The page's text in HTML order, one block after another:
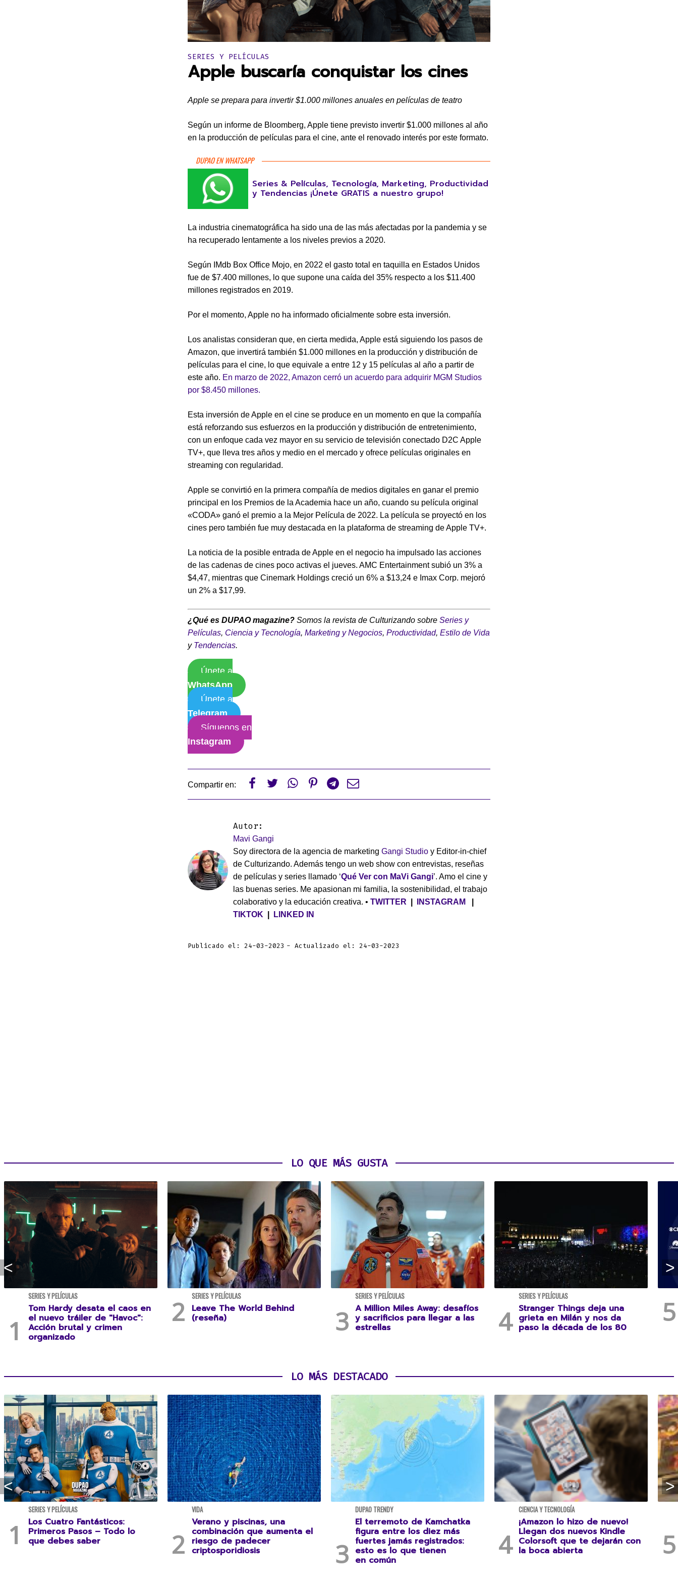
Publicado en:
SERIES Y PELÍCULAS
Apple buscaría conquistar los cines
Apple se prepara para invertir $1.000 millones anuales en películas de teatro
Según un informe de Bloomberg, Apple tiene previsto invertir $1.000 millones al año
en la producción de películas para el cine, ante el renovado interés por este formato.
DUPAO EN WHATSAPP
Series & Películas, Tecnología, Marketing, Productividad
y Tendencias ¡Únete GRATIS a nuestro grupo!
La industria cinematográfica ha sido una de las más afectadas por la pandemia y se
ha recuperado lentamente a los niveles previos a 2020.
Según IMdb Box Office Mojo, en 2022 el gasto total en taquilla en Estados Unidos
fue de $7.400 millones, lo que supone una caída del 35% respecto a los $11.400
millones registrados en 2019.
Por el momento, Apple no ha informado oficialmente sobre esta inversión.
Los analistas consideran que, en cierta medida, Apple está siguiendo los pasos de
Amazon, que invertirá también $1.000 millones en la producción y distribución de
películas para el cine, lo que equivale a entre 12 y 15 películas al año a partir de
este año. En marzo de 2022, Amazon cerró un acuerdo para adquirir MGM Studios
por $8.450 millones.
Esta inversión de Apple en el cine se produce en un momento en que la compañía
está reforzando sus esfuerzos en la producción y distribución de entretenimiento,
con un enfoque cada vez mayor en su servicio de televisión conectado D2C Apple
TV+, que lleva tres años y medio en el mercado y ofrece películas originales en
streaming con regularidad.
Apple se convirtió en la primera compañía de medios digitales en ganar el premio
principal en los Premios de la Academia hace un año, cuando su película original
«CODA» ganó el premio a la Mejor Película de 2022. La película se proyectó en los
cines pero también fue muy destacada en la plataforma de streaming de Apple TV+.
La noticia de la posible entrada de Apple en el negocio ha impulsado las acciones
de las cadenas de cines poco activas el jueves. AMC Entertainment subió un 3% a
$4,47, mientras que Cinemark Holdings creció un 6% a $13,24 e Imax Corp. mejoró
un 2% a $17,99.
¿Qué es DUPAO magazine? Somos la revista de Culturizando sobre Series y
Películas, Ciencia y Tecnología, Marketing y Negocios, Productividad, Estilo de Vida
y Tendencias.
Únete a
WhatsApp
Únete a
Telegram
Síguenos en
Instagram
Compartir en:      
Autor:
Mavi Gangi
Soy directora de la agencia de marketing Gangi Studio y Editor-in-chief
de Culturizando. Además tengo un web show con entrevistas, reseñas
de películas y series llamado ‘Qué Ver con MaVi Gangi’. Amo el cine y
las buenas series. Me apasionan mi familia, la sostenibilidad, el trabajo
colaborativo y la educación creativa. • TWITTER INSTAGRAM
TIKTOK
LINKED IN
Publicado el: 24-03-2023 Actualizado el: 24-03-2023
LO QUE MÁS GUSTA
SERIES Y PELÍCULAS
Tom Hardy desata el caos en
el nuevo tráiler de "Havoc":
Acción brutal y crimen
organizado
SERIES Y PELÍCULAS
Leave The World Behind
(reseña)
SERIES Y PELÍCULAS
A Million Miles Away: desafíos
y sacrificios para llegar a las
estrellas
SERIES Y PELÍCULAS
Stranger Things deja una
grieta en Milán y nos da
paso la década de los 80
LO MÁS DESTACADO
SERIES Y PELÍCULAS
Los Cuatro Fantásticos:
Primeros Pasos – Todo lo
que debes saber
VIDA
Verano y piscinas, una
combinación que aumenta el
riesgo de padecer
criptosporidiosis
DUPAO TRENDY
El terremoto de Kamchatka
figura entre los diez más
fuertes jamás registrados:
esto es lo que tienen
en común
CIENCIA Y TECNOLOGÍA
¡Amazon lo hizo de nuevo!
Llegan dos nuevos Kindle
Colorsoft que te dejarán con
la boca abierta